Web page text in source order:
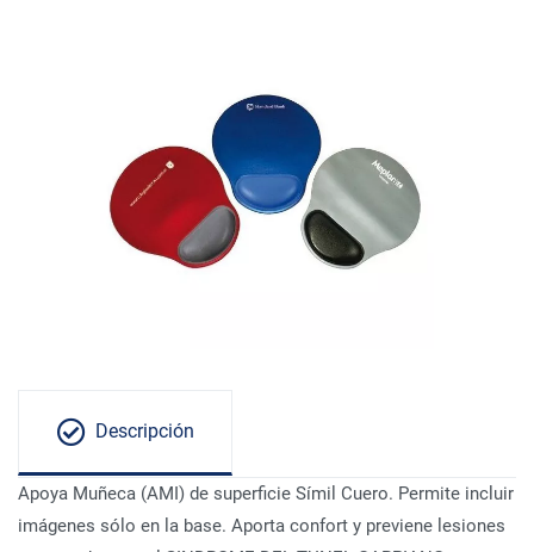
Descripción
Apoya Muñeca (AMI) de superficie Símil Cuero. Permite incluir
imágenes sólo en la base. Aporta confort y previene lesiones